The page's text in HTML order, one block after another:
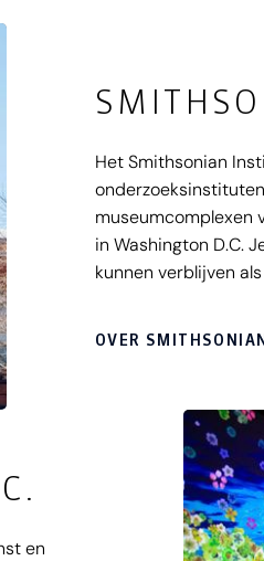
Het Smithsonian
museumcomplexen
in Washington D.C.
kunnen verblijven
OVER
en